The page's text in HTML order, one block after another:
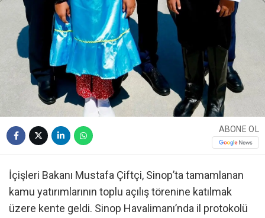
ABONE OL
İçişleri Bakanı Mustafa Çiftçi, Sinop’ta tamamlanan
kamu yatırımlarının toplu açılış törenine katılmak
üzere kente geldi. Sinop Havalimanı’nda il protokolü